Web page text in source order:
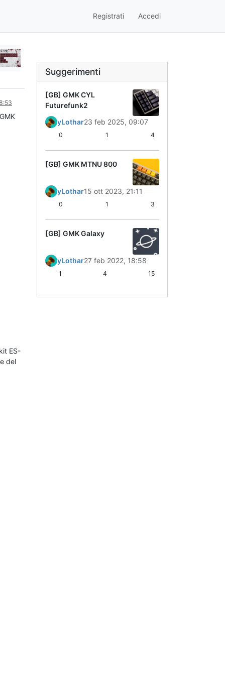
Registrati Accedi
ES-
del
Suggerimenti
[GB] GMK CYL
Futurefunk2
yLothar23 feb 2025, 09:07
0 1 4
[GB] GMK MTNU 800
yLothar15 ott 2023, 21:11
0 1 3
[GB] GMK Galaxy
yLothar27 feb 2022, 18:58
1 4 15